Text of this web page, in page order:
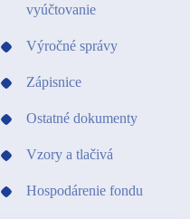
vyúčtovanie
Výročné správy
Zápisnice
Ostatné dokumenty
Vzory a tlačivá
Hospodárenie fondu